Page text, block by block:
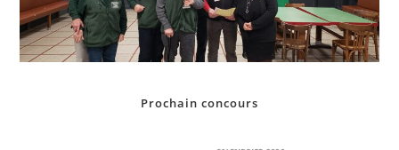
Prochain concours